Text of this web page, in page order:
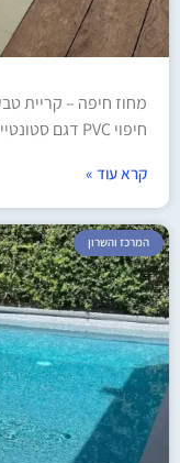
מחוז חיפה – קריית
חיפוי PVC דגם סטונטייל
קרא עוד »
המרכז והשרון